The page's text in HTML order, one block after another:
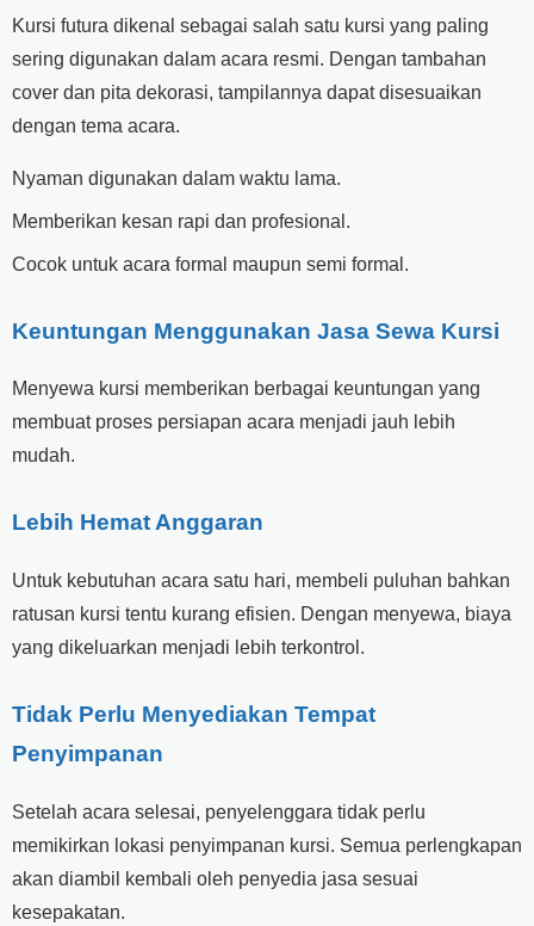
Kursi futura dikenal sebagai salah satu kursi yang paling
sering digunakan dalam acara resmi. Dengan tambahan
cover dan pita dekorasi, tampilannya dapat disesuaikan
dengan tema acara.
Nyaman digunakan dalam waktu lama.
Memberikan kesan rapi dan profesional.
Cocok untuk acara formal maupun semi formal.
Keuntungan Menggunakan Jasa Sewa Kursi
Menyewa kursi memberikan berbagai keuntungan yang
membuat proses persiapan acara menjadi jauh lebih
mudah.
Lebih Hemat Anggaran
Untuk kebutuhan acara satu hari, membeli puluhan bahkan
ratusan kursi tentu kurang efisien. Dengan menyewa, biaya
yang dikeluarkan menjadi lebih terkontrol.
Tidak Perlu Menyediakan Tempat
Penyimpanan
Setelah acara selesai, penyelenggara tidak perlu
memikirkan lokasi penyimpanan kursi. Semua perlengkapan
akan diambil kembali oleh penyedia jasa sesuai
kesepakatan.